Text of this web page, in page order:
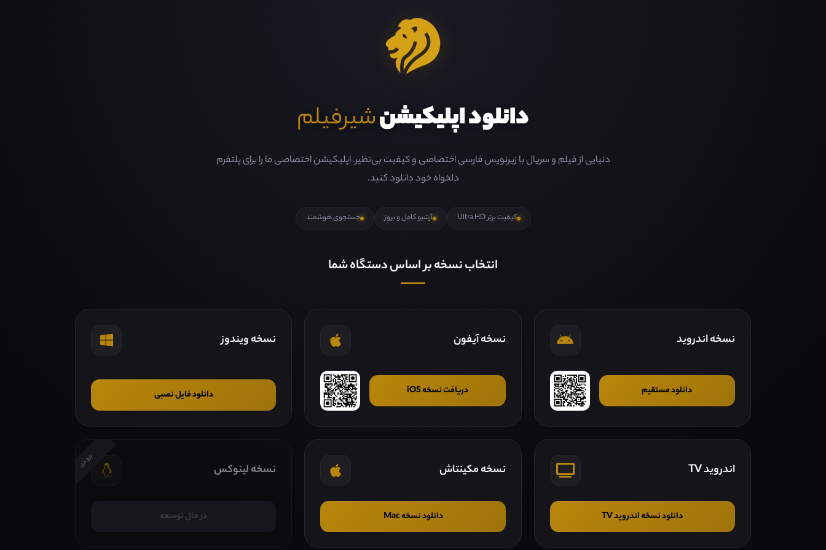
دانلود اپلیکیشنشیرفیلم
دنیایی از فیلم و سریال با زیرنویس فارسی اختصاصی و کیفیت بی‌نظیر. اپلیکیشن اختصاصی ما را برای پلتفرم
دلخواه خود دانلود کنید.
کیفیت برتر Ultra HD آرشیو کامل و بروز جستجوی هوشمند
انتخاب نسخه بر اساس دستگاه شما
نسخه اندروید
دانلود مستقیم
نسخه آیفون
دریافت نسخه iOS
نسخه ویندوز
دانلود فایل نصبی
اندروید TV
دانلود نسخه اندروید TV
نسخه مکینتاش
دانلود نسخه Mac
بزودی
نسخه لینوکس
در حال توسعه